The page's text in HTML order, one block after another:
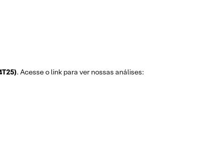
. Acesse o link para ver nossas análises: